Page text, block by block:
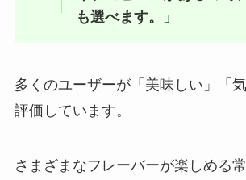
こで買える？
も選べます。」
多くのユーザーが「美味しい」「
評価しています。
さまざまなフレーバーが楽しめる